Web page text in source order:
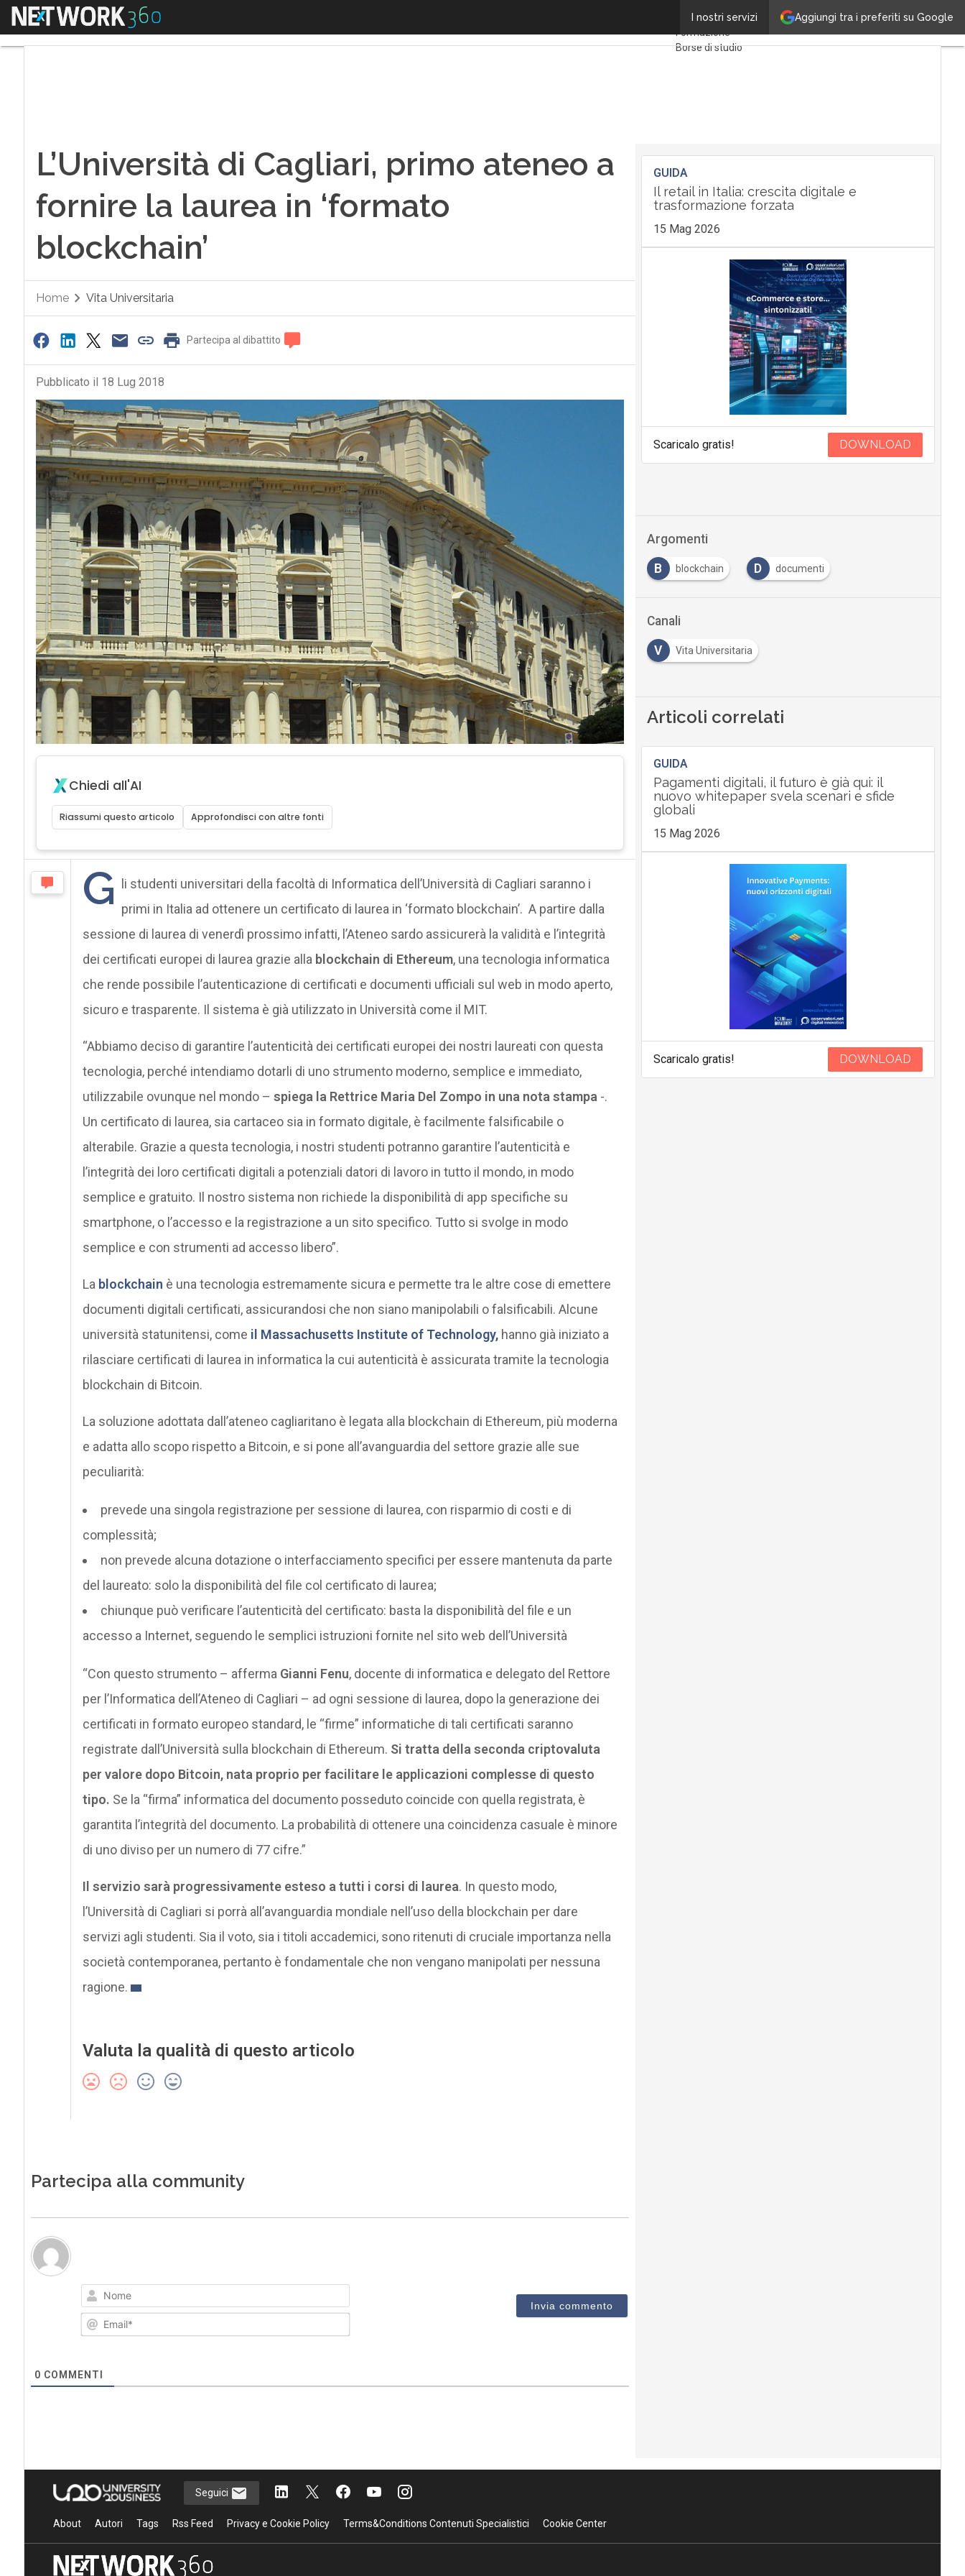
Aggiungi tra i preferiti su Google
I nostri servizi
Menu
Ultimi articoli
Formazione
Borse di studio
L’Università di Cagliari, primo ateneo a
fornire la laurea in ‘formato
blockchain’
Home Vita Universitaria
Partecipa al dibattito
Pubblicato il 18 Lug 2018
Chiedi all'AI
Riassumi questo articolo Approfondisci con altre fonti
G li studenti universitari della facoltà di Informatica dell’Università di Cagliari saranno i
primi in Italia ad ottenere un certificato di laurea in ‘formato blockchain’. A partire dalla
sessione di laurea di venerdì prossimo infatti, l’Ateneo sardo assicurerà la validità e l’integrità
dei certificati europei di laurea grazie alla blockchain di Ethereum, una tecnologia informatica
che rende possibile l’autenticazione di certificati e documenti ufficiali sul web in modo aperto,
sicuro e trasparente. Il sistema è già utilizzato in Università come il MIT.
“Abbiamo deciso di garantire l’autenticità dei certificati europei dei nostri laureati con questa
tecnologia, perché intendiamo dotarli di uno strumento moderno, semplice e immediato,
utilizzabile ovunque nel mondo – spiega la Rettrice Maria Del Zompo in una nota stampa -.
Un certificato di laurea, sia cartaceo sia in formato digitale, è facilmente falsificabile o
alterabile. Grazie a questa tecnologia, i nostri studenti potranno garantire l’autenticità e
l’integrità dei loro certificati digitali a potenziali datori di lavoro in tutto il mondo, in modo
semplice e gratuito. Il nostro sistema non richiede la disponibilità di app specifiche su
smartphone, o l’accesso e la registrazione a un sito specifico. Tutto si svolge in modo
semplice e con strumenti ad accesso libero”.
La blockchain è una tecnologia estremamente sicura e permette tra le altre cose di emettere
documenti digitali certificati, assicurandosi che non siano manipolabili o falsificabili. Alcune
università statunitensi, come il Massachusetts Institute of Technology,hanno già iniziato a
rilasciare certificati di laurea in informatica la cui autenticità è assicurata tramite la tecnologia
blockchain di Bitcoin.
La soluzione adottata dall’ateneo cagliaritano è legata alla blockchain di Ethereum, più moderna
e adatta allo scopo rispetto a Bitcoin, e si pone all’avanguardia del settore grazie alle sue
peculiarità:
prevede una singola registrazione per sessione di laurea, con risparmio di costi e di
complessità;
non prevede alcuna dotazione o interfacciamento specifici per essere mantenuta da parte
del laureato: solo la disponibilità del file col certificato di laurea;
chiunque può verificare l’autenticità del certificato: basta la disponibilità del file e un
accesso a Internet, seguendo le semplici istruzioni fornite nel sito web dell’Università
“Con questo strumento – afferma Gianni Fenu, docente di informatica e delegato del Rettore
per l’Informatica dell’Ateneo di Cagliari – ad ogni sessione di laurea, dopo la generazione dei
certificati in formato europeo standard, le “firme” informatiche di tali certificati saranno
registrate dall’Università sulla blockchain di Ethereum. Si tratta della seconda criptovaluta
per valore dopo Bitcoin, nata proprio per facilitare le applicazioni complesse di questo
tipo. Se la “firma” informatica del documento posseduto coincide con quella registrata, è
garantita l’integrità del documento. La probabilità di ottenere una coincidenza casuale è minore
di uno diviso per un numero di 77 cifre.”
Il servizio sarà progressivamente esteso a tutti i corsi di laurea. In questo modo,
l’Università di Cagliari si porrà all’avanguardia mondiale nell’uso della blockchain per dare
servizi agli studenti. Sia il voto, sia i titoli accademici, sono ritenuti di cruciale importanza nella
società contemporanea, pertanto è fondamentale che non vengano manipolati per nessuna
ragione.
Valuta la qualità di questo articolo
Partecipa alla community
Nome
Email*
0 COMMENTI
GUIDA
Il retail in Italia: crescita digitale e
trasformazione forzata
15 Mag 2026
Scaricalo gratis! DOWNLOAD
Argomenti
B blockchain D documenti
Canali
V Vita Universitaria
Articoli correlati
GUIDA
Pagamenti digitali, il futuro è già qui: il
nuovo whitepaper svela scenari e sfide
globali
15 Mag 2026
Scaricalo gratis! DOWNLOAD
Seguici
About Autori Tags Rss Feed Privacy e Cookie Policy Terms&Conditions Contenuti Specialistici Cookie Center